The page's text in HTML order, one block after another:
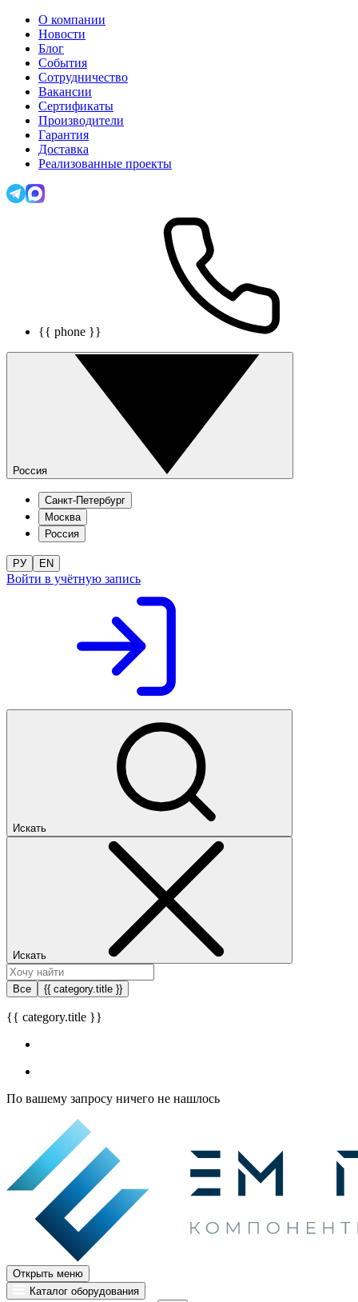
О компании
Новости
Блог
События
Сотрудничество
Вакансии
Сертификаты
Производители
Гарантия
Доставка
Реализованные проекты
{{ phone }}
Россия
Санкт-Петербург
Москва
Россия
РУ EN
Войти в учётную запись
Искать
Искать
Все {{ category.title }}
{{ category.title }}
По вашему запросу ничего не нашлось
Открыть меню
Каталог оборудования